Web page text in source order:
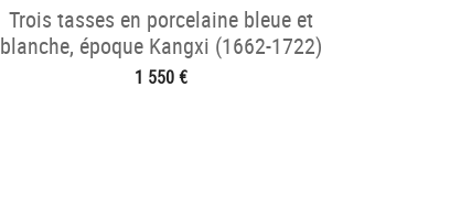
Trois tasses en porcelaine bleue et
blanche, époque Kangxi (1662-1722)
1 550 €